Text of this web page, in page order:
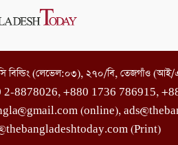
বিল্ডিং (লেভেল:০৩), ২৭০/বি, তেজগাঁও
2-8878026, +880 1736 786915,
(online),
(Print)